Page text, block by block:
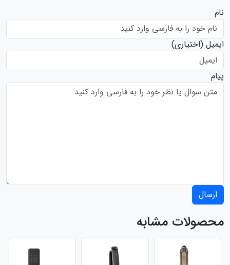
نام
ایمیل (اختیاری)
پیام
ارسال
محصولات مشابه